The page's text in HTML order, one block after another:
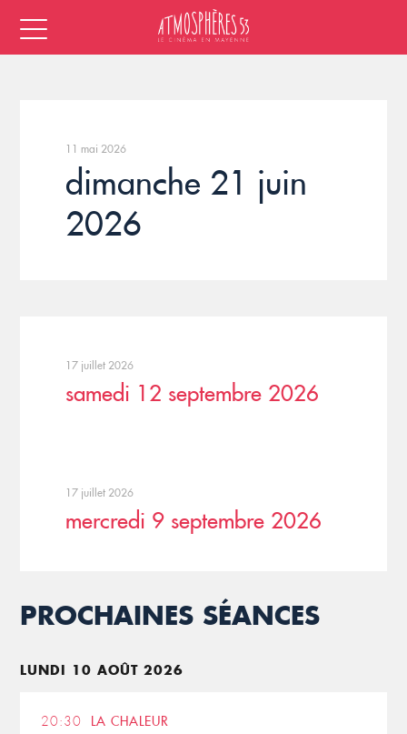
11 mai 2026
dimanche 21 juin
2026
17 juillet 2026
samedi 12 septembre 2026
17 juillet 2026
mercredi 9 septembre 2026
PROCHAINES SÉANCES
LUNDI 10 AOÛT 2026
20:30 LA CHALEUR